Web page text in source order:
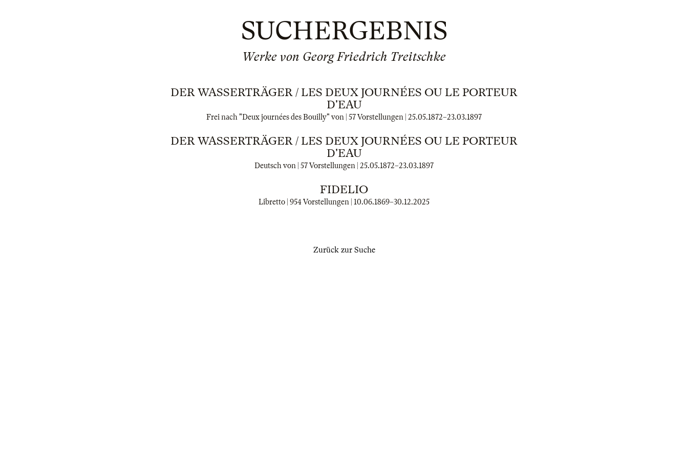
SUCHERGEBNIS
Werke von Georg Friedrich Treitschke
DER WASSERTRÄGER / LES DEUX JOURNÉES OU LE PORTEUR
D'EAU
Frei nach "Deux journées des Bouilly" von | 57 Vorstellungen | 25.05.1872–23.03.1897
DER WASSERTRÄGER / LES DEUX JOURNÉES OU LE PORTEUR
D'EAU
Deutsch von | 57 Vorstellungen | 25.05.1872–23.03.1897
FIDELIO
Libretto | 954 Vorstellungen | 10.06.1869–30.12.2025
Zurück zur Suche